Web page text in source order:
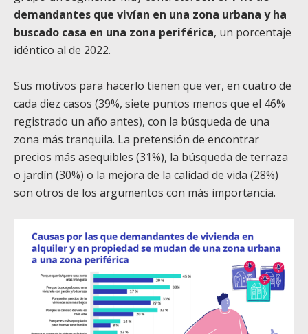
demandantes que vivían en una zona urbana y ha
buscado casa en una zona periférica, un porcentaje
idéntico al de 2022.
Sus motivos para hacerlo tienen que ver, en cuatro de
cada diez casos (39%, siete puntos menos que el 46%
registrado un año antes), con la búsqueda de una
zona más tranquila. La pretensión de encontrar
precios más asequibles (31%), la búsqueda de terraza
o jardín (30%) o la mejora de la calidad de vida (28%)
son otros de los argumentos con más importancia.